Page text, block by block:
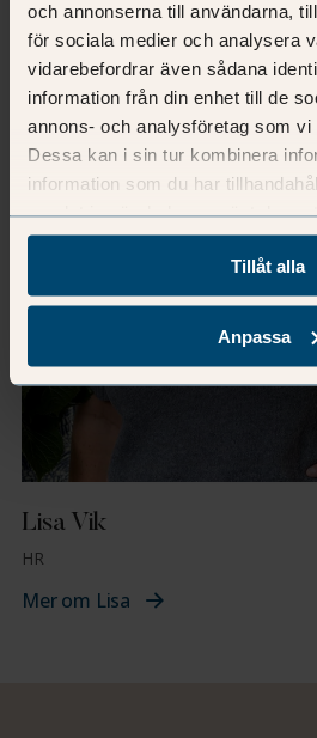
och annonserna till användarna,
för sociala medier och analysera
vidarebefordrar även sådana
information från din enhet till de
annons- och analysföretag som vi
Dessa kan i sin tur kombinera
information som du har
samlat in när du har använt deras
Tillåt alla
Anpassa
Lisa Vik
HR
Mer om Lisa